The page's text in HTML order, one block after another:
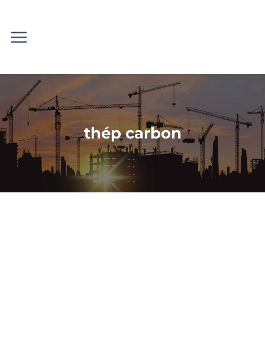
content
thép carbon